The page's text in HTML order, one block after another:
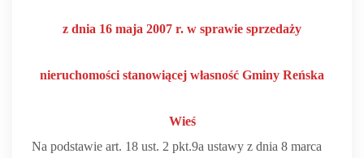
z dnia 16 maja 2007 r. w sprawie sprzedaży
nieruchomości stanowiącej własność Gminy Reńska
Wieś
Na podstawie art. 18 ust. 2 pkt.9a ustawy z dnia 8 marca